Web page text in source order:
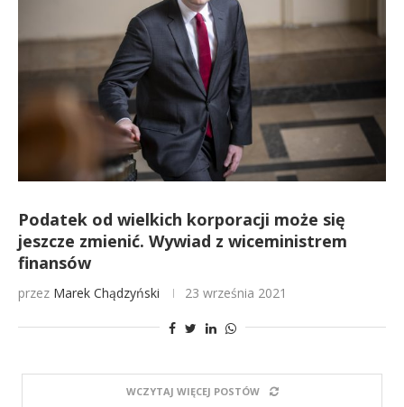
Podatek od wielkich korporacji może się
jeszcze zmienić. Wywiad z wiceministrem
finansów
przez Marek Chądzyński 23 września 2021
WCZYTAJ WIĘCEJ POSTÓW